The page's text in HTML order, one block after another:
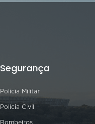
Segurança
Polícia Militar
Polícia Civil
Bombeiros